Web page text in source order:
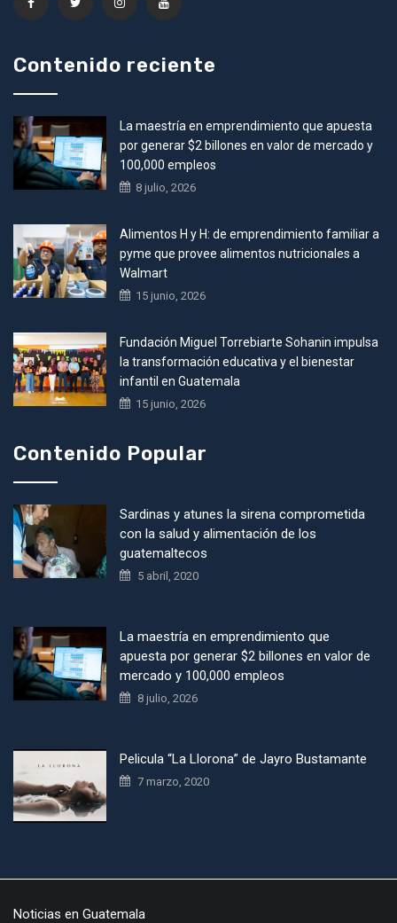
Contenido reciente
La maestría en emprendimiento que apuesta
por generar $2 billones en valor de mercado y
100,000 empleos
8 julio, 2026
Alimentos H y H: de emprendimiento familiar a
pyme que provee alimentos nutricionales a
Walmart
15 junio, 2026
Fundación Miguel Torrebiarte Sohanin impulsa
la transformación educativa y el bienestar
infantil en Guatemala
15 junio, 2026
Contenido Popular
Sardinas y atunes la sirena comprometida
con la salud y alimentación de los
guatemaltecos
5 abril, 2020
La maestría en emprendimiento que
apuesta por generar $2 billones en valor de
mercado y 100,000 empleos
8 julio, 2026
Pelicula “La Llorona” de Jayro Bustamante
7 marzo, 2020
Noticias en Guatemala